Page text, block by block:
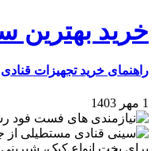
خرید بهترین
راهنمای خرید تجهیزات قنادی
1 مهر 1403